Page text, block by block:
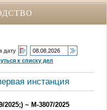
дату
к списку дел
инстанция
~ М-3807/2025